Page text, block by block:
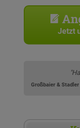
Jetzt
Großbaier &